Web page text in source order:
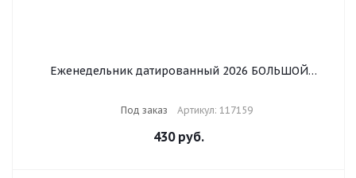
Еженедельник датированный 2026 БОЛЬШОЙ
Под заказ Артикул: 117159
430руб.